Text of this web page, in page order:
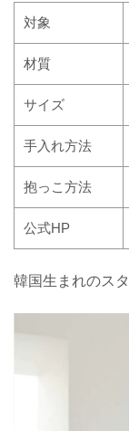
対象
材質
サイズ
手入れ方法
抱っこ方法
公式HP
韓国生まれのス